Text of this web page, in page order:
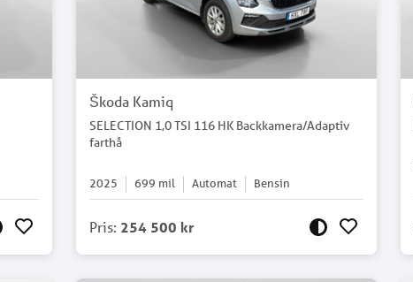
Škoda Kamiq
SELECTION 1,0 TSI 116 HK Backkamera/Adaptiv
farthå
2025 699 mil Automat Bensin
Pris: 254 500 kr